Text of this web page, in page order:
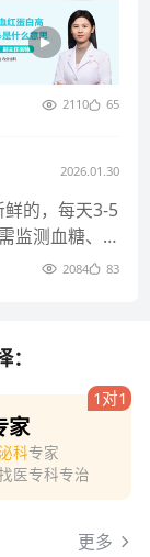
2110 65
2026.01.30
的，每天3-5
监测血糖、
2084 83
1对1
家
科专家
医专科专治
更多